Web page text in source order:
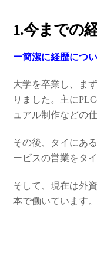
1.今までの
ー簡潔に経歴につ
大学を卒業し、ま
りました。主に
ュアル制作などの仕
その後、タイにあ
ービスの営業をタ
そして、現在は外
本で働いています。